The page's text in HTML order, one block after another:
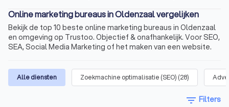
Online marketing bureaus in Oldenzaal vergelijken
Bekijk de top 10 beste online marketing bureaus in Oldenzaal
en omgeving op Trustoo. Objectief & onafhankelijk. Voor SEO,
SEA, Social Media Marketing of het maken van een website.
Alle diensten Zoekmachine optimalisatie (SEO) (28)
filter_list Filters